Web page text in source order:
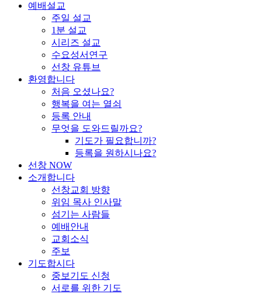
예배설교
주일 설교
1분 설교
시리즈 설교
수요성서연구
선창 유튜브
환영합니다
처음 오셨나요?
행복을 여는 열쇠
등록 안내
무엇을 도와드릴까요?
기도가 필요합니까?
등록을 원하시나요?
선창 NOW
소개합니다
선창교회 방향
위임 목사 인사말
섬기는 사람들
예배안내
교회소식
주보
기도합시다
중보기도 신청
서로를 위한 기도